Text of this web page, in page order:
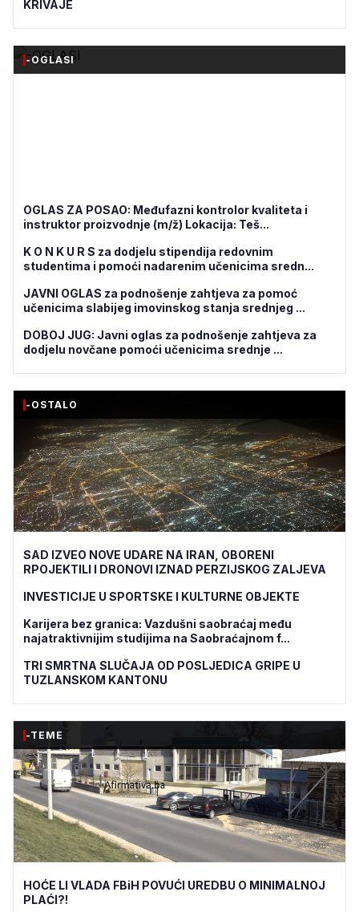
KRIVAJE
-OGLASI
OGLAS ZA POSAO: Međufazni kontrolor kvaliteta i
instruktor proizvodnje (m/ž) Lokacija: Teš...
K O N K U R S za dodjelu stipendija redovnim
studentima i pomoći nadarenim učenicima sredn...
JAVNI OGLAS za podnošenje zahtjeva za pomoć
učenicima slabijeg imovinskog stanja srednjeg ...
DOBOJ JUG: Javni oglas za podnošenje zahtjeva za
dodjelu novčane pomoći učenicima srednje ...
-OSTALO
SAD IZVEO NOVE UDARE NA IRAN, OBORENI
RPOJEKTILI I DRONOVI IZNAD PERZIJSKOG ZALJEVA
INVESTICIJE U SPORTSKE I KULTURNE OBJEKTE
Karijera bez granica: Vazdušni saobraćaj među
najatraktivnijim studijima na Saobraćajnom f...
TRI SMRTNA SLUČAJA OD POSLJEDICA GRIPE U
TUZLANSKOM KANTONU
-TEME
HOĆE LI VLADA FBiH POVUĆI UREDBU O MINIMALNOJ
PLAĆI?!